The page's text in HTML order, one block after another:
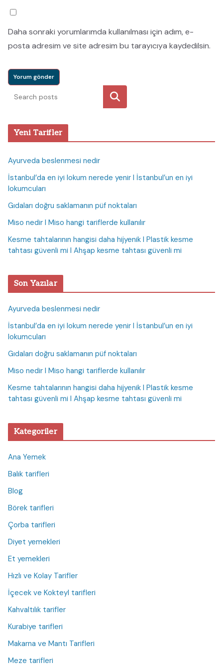
Daha sonraki yorumlarımda kullanılması için adım, e-
posta adresim ve site adresim bu tarayıcıya kaydedilsin.
Ara
Yeni Tarifler
Ayurveda beslenmesi nedir
İstanbul’da en iyi lokum nerede yenir I İstanbul’un en iyi
lokumcuları
Gıdaları doğru saklamanın püf noktaları
Miso nedir I Miso hangi tariflerde kullanılır
Kesme tahtalarının hangisi daha hijyenik I Plastik kesme
tahtası güvenli mi I Ahşap kesme tahtası güvenli mi
Son Yazılar
Ayurveda beslenmesi nedir
İstanbul’da en iyi lokum nerede yenir I İstanbul’un en iyi
lokumcuları
Gıdaları doğru saklamanın püf noktaları
Miso nedir I Miso hangi tariflerde kullanılır
Kesme tahtalarının hangisi daha hijyenik I Plastik kesme
tahtası güvenli mi I Ahşap kesme tahtası güvenli mi
Kategoriler
Ana Yemek
Balık tarifleri
Blog
Börek tarifleri
Çorba tarifleri
Diyet yemekleri
Et yemekleri
Hızlı ve Kolay Tarifler
İçecek ve Kokteyl tarifleri
Kahvaltılık tarifler
Kurabiye tarifleri
Makarna ve Mantı Tarifleri
Meze tarifleri